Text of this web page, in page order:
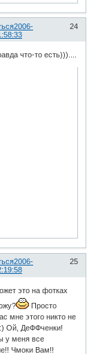
24
2006-
что-то есть)))....
25
2006-
это на фотках
Просто
мне этого никто не
Ой, ДеФФченки!
у меня все
Чмоки Вам!!